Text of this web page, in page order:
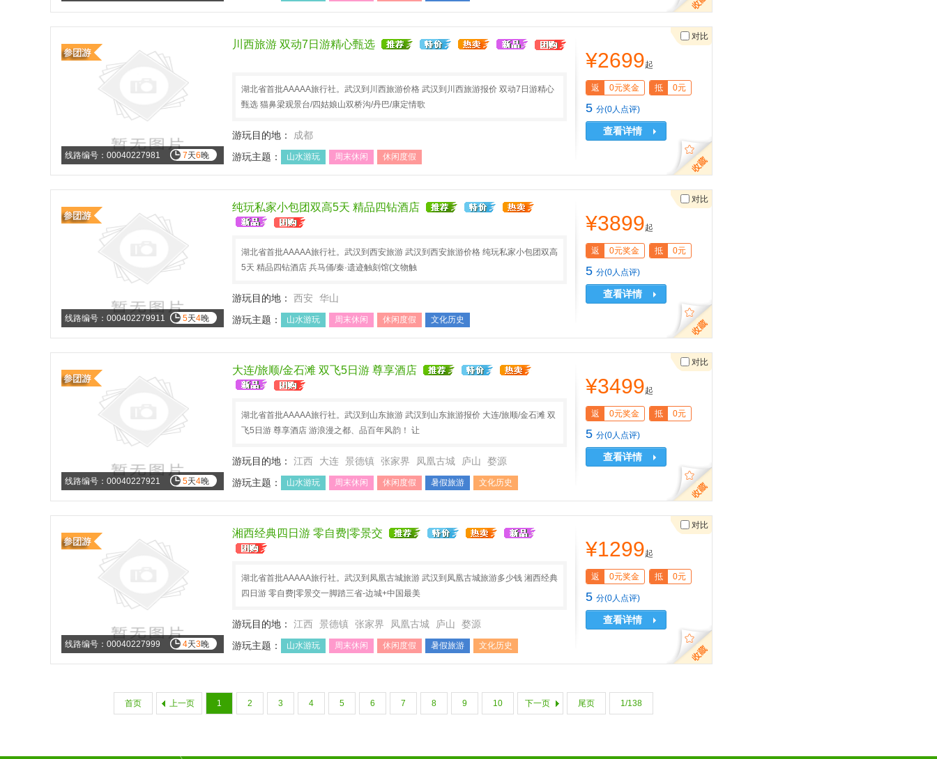
7天6晚
线路编号：00040227981
川西旅游 双动7日游精心甄选
湖北省首批AAAAA旅行社。武汉到川西旅游价格 武汉到川西旅游报价 双动7日游精心
甄选 猫鼻梁观景台/四姑娘山双桥沟/丹巴/康定情歌
游玩目的地：
成都
游玩主题：
山水游玩 周末休闲 休闲度假
¥2699起
返 0元奖金 抵 0元
5 分(0人点评)
查看详情
对比
5天4晚
线路编号：000402279911
纯玩私家小包团双高5天 精品四钻酒店
湖北省首批AAAAA旅行社。武汉到西安旅游 武汉到西安旅游价格 纯玩私家小包团双高
5天 精品四钻酒店 兵马俑/秦·遗迹触刻馆(文物触
游玩目的地： 西安 华山
游玩主题：
山水游玩 周末休闲 休闲度假 文化历史
¥3899起
返 0元奖金 抵 0元
5 分(0人点评)
查看详情
对比
5天4晚
线路编号：00040227921
大连/旅顺/金石滩 双飞5日游 尊享酒店
湖北省首批AAAAA旅行社。武汉到山东旅游 武汉到山东旅游报价 大连/旅顺/金石滩 双
飞5日游 尊享酒店 游浪漫之都、品百年风韵！ 让
游玩目的地： 江西 大连 景德镇 张家界 凤凰古城 庐山
婺源
游玩主题：
山水游玩 周末休闲 休闲度假 暑假旅游 文化历史
¥3499起
返 0元奖金 抵 0元
5 分(0人点评)
查看详情
对比
4天3晚
线路编号：00040227999
湘西经典四日游 零自费|零景交
湖北省首批AAAAA旅行社。武汉到凤凰古城旅游 武汉到凤凰古城旅游多少钱 湘西经典
四日游 零自费|零景交一脚踏三省-边城+中国最美
游玩目的地： 江西 景德镇 张家界 凤凰古城 庐山
婺源
游玩主题：
山水游玩 周末休闲 休闲度假 暑假旅游 文化历史
¥1299起
返 0元奖金 抵 0元
5 分(0人点评)
查看详情
对比
首页 上一页 1 2 3 4 5 6 7 8 9 10 下一页 尾页 1/138